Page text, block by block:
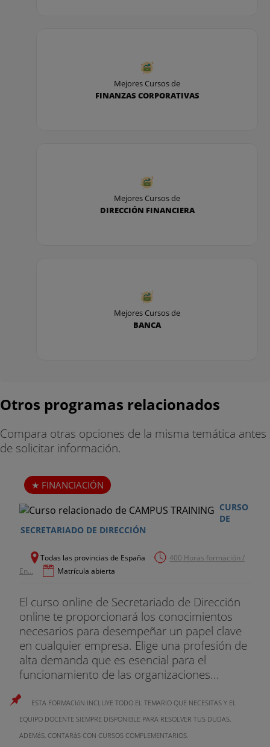
Mejores Cursos de
FINANZAS CORPORATIVAS
Mejores Cursos de
DIRECCIÓN FINANCIERA
Mejores Cursos de
BANCA
Otros programas relacionados
Compara otras opciones de la misma temática antes
de solicitar información.
FINANCIACIÓN
CURSO
DE
SECRETARIADO DE DIRECCIÓN
Todas las provincias de España
400 Horas formación /
En...
Matrícula abierta
El curso online de Secretariado de Dirección
online te proporcionará los conocimientos
necesarios para desempeñar un papel clave
en cualquier empresa. Elige una profesión de
alta demanda que es esencial para el
funcionamiento de las organizaciones...
ESTA FORMACIóN INCLUYE TODO EL TEMARIO QUE NECESITAS Y EL
EQUIPO DOCENTE SIEMPRE DISPONIBLE PARA RESOLVER TUS DUDAS.
ADEMáS, CONTARáS CON CURSOS COMPLEMENTARIOS.